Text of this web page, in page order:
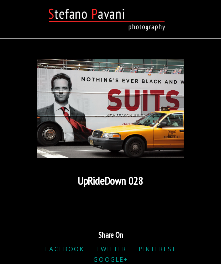
UpRideDown 028
Share On
FACEBOOK TWITTER
PINTEREST
GOOGLE+